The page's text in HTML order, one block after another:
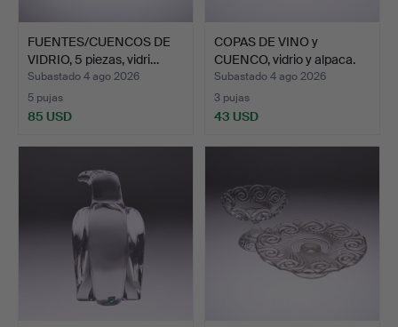
FUENTES/CUENCOS DE
VIDRIO, 5 piezas, vidri…
Subastado 4 ago 2026
5 pujas
85 USD
COPAS DE VINO y
CUENCO, vidrio y alpaca.
T…
Subastado 4 ago 2026
3 pujas
43 USD